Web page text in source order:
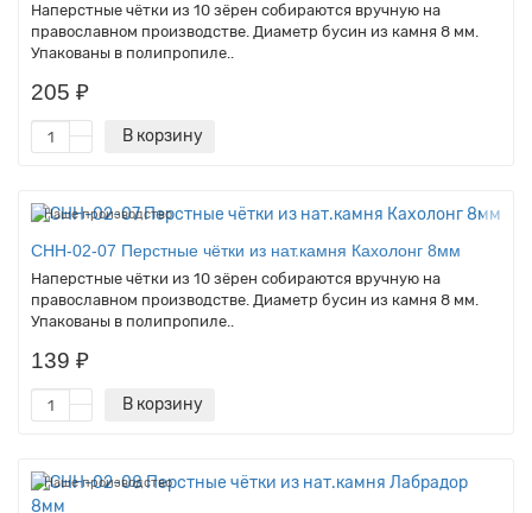
Наперстные чётки из 10 зёрен собираются вручную на
православном производстве. Диаметр бусин из камня 8 мм.
Упакованы в полипропиле..
205 ₽
В корзину
Наше производство
CHH-02-07 Перстные чётки из нат.камня Кахолонг 8мм
Наперстные чётки из 10 зёрен собираются вручную на
православном производстве. Диаметр бусин из камня 8 мм.
Упакованы в полипропиле..
139 ₽
В корзину
Наше производство